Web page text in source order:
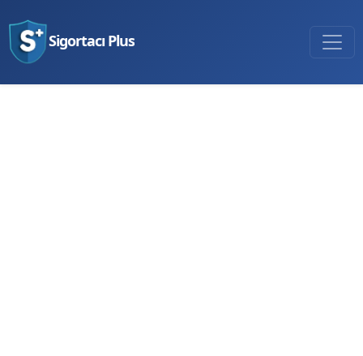
Sigortacı Plus